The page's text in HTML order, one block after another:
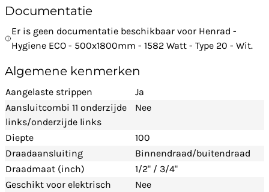
Documentatie
Er is geen documentatie beschikbaar voor Henrad -
Hygiene ECO - 500x1800mm - 1582 Watt - Type 20 - Wit.
Algemene kenmerken
Aangelaste strippen
Ja
Aansluitcombi 11 onderzijde
links/onderzijde links
Nee
Diepte
100
Draadaansluiting
Binnendraad/buitendraad
Draadmaat (inch)
1/2" / 3/4"
Geschikt voor elektrisch
Nee